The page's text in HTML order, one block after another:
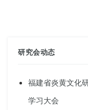
研究会动态
福建省炎黄文化
学习大会